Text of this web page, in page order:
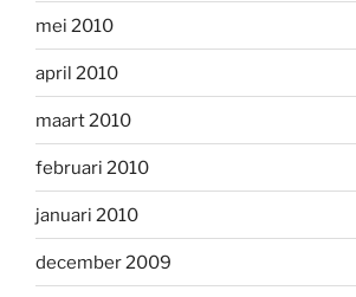
mei 2010
april 2010
maart 2010
februari 2010
januari 2010
december 2009